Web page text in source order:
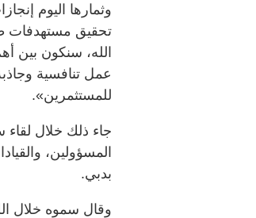
وثمارها اليوم
الله، سنكون بين
عمل تنافسية
للمستثمرين».
جاء ذلك خلال لقاء
المسؤولين،
بدبي.
وقال سموه خلال